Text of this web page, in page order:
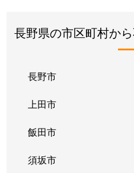
長野県の市区町村か
長野市
上田市
飯田市
須坂市